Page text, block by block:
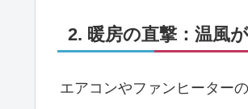
2. 暖房の直撃：温風
エアコンやファンヒーター